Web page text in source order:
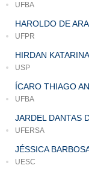
UFBA
HAROLDO DE
UFPR
HIRDAN
USP
ÍCARO THIAGO
UFBA
JARDEL DANTAS
UFERSA
JÉSSICA
UESC